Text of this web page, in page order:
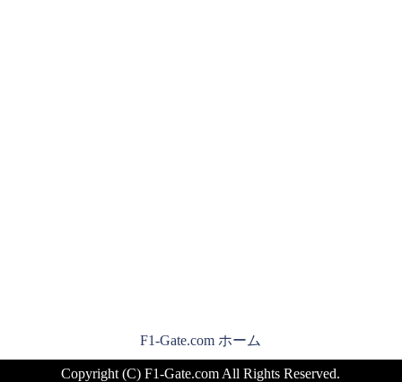
F1-Gate.com ホーム
Copyright (C) F1-Gate.com All Rights Reserved.